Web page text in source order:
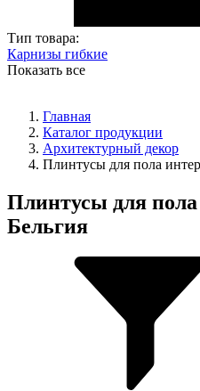
Тип товара:
Карнизы гибкие
Показать все
Главная
Каталог продукции
Архитектурный декор
Плинтусы для пола
Плинтусы для
Бельгия